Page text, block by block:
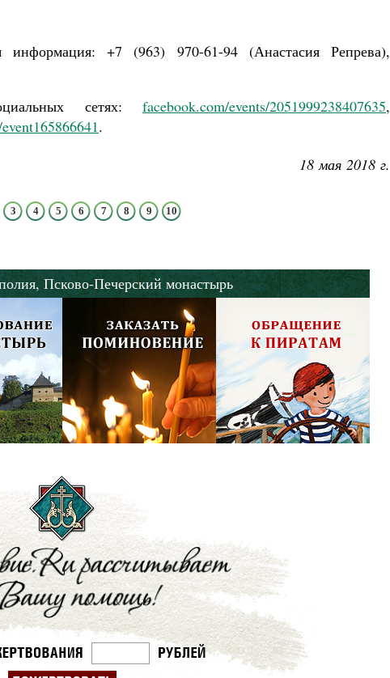
+7 (963) 970-61-94 (Анастасия Репрева),
сетях: facebook.com/events/2051999238407635,
.
18 мая 2018 г.
3 4 5 6 7 8 9 10
Псково-Печерский монастырь